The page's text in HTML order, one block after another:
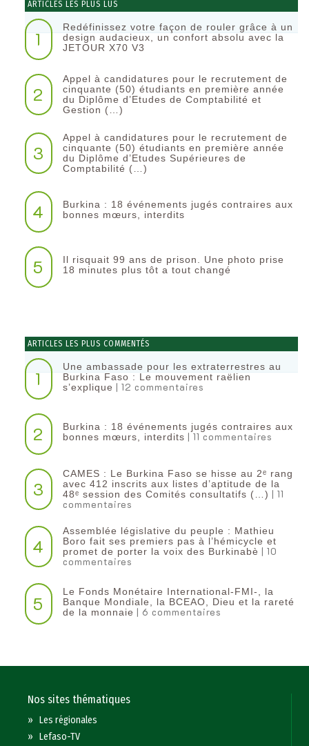
ARTICLES LES PLUS LUS
1
Redéfinissez votre façon de rouler grâce à un
design audacieux, un confort absolu avec la
JETOUR X70 V3
2
Appel à candidatures pour le recrutement de
cinquante (50) étudiants en première année
du Diplôme d’Etudes de Comptabilité et
Gestion (…)
3
Appel à candidatures pour le recrutement de
cinquante (50) étudiants en première année
du Diplôme d’Etudes Supérieures de
Comptabilité (…)
4
Burkina : 18 événements jugés contraires aux
bonnes mœurs, interdits
5
Il risquait 99 ans de prison. Une photo prise
18 minutes plus tôt a tout changé
ARTICLES LES PLUS COMMENTÉS
1
Une ambassade pour les extraterrestres au
Burkina Faso : Le mouvement raëlien
s’explique | 12 commentaires
2
Burkina : 18 événements jugés contraires aux
bonnes mœurs, interdits | 11 commentaires
3
CAMES : Le Burkina Faso se hisse au 2ᵉ rang
avec 412 inscrits aux listes d’aptitude de la
48ᵉ session des Comités consultatifs (…) | 11
commentaires
4
Assemblée législative du peuple : Mathieu
Boro fait ses premiers pas à l’hémicycle et
promet de porter la voix des Burkinabè | 10
commentaires
5
Le Fonds Monétaire International-FMI-, la
Banque Mondiale, la BCEAO, Dieu et la rareté
de la monnaie | 6 commentaires
Nos sites thématiques
»Les régionales
»Lefaso-TV